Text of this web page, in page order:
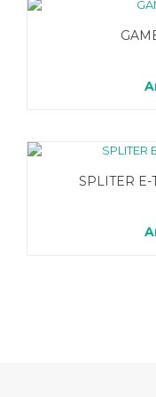
SPLITER